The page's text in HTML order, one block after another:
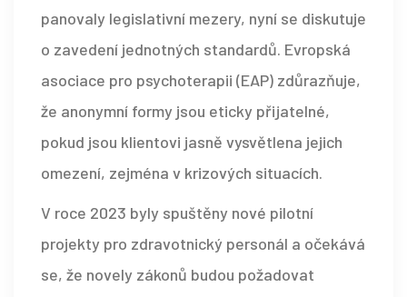
panovaly legislativní mezery, nyní se diskutuje
o zavedení jednotných standardů. Evropská
asociace pro psychoterapii (EAP) zdůrazňuje,
že anonymní formy jsou eticky přijatelné,
pokud jsou klientovi jasně vysvětlena jejich
omezení, zejména v krizových situacích.
V roce 2023 byly spuštěny nové pilotní
projekty pro zdravotnický personál a očekává
se, že novely zákonů budou požadovat